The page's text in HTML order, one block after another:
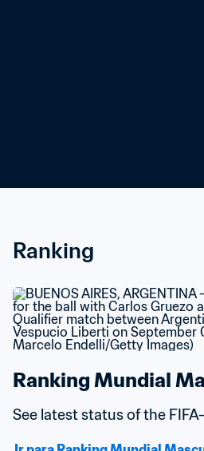
Ranking
Ranking Mundial
See latest status of the